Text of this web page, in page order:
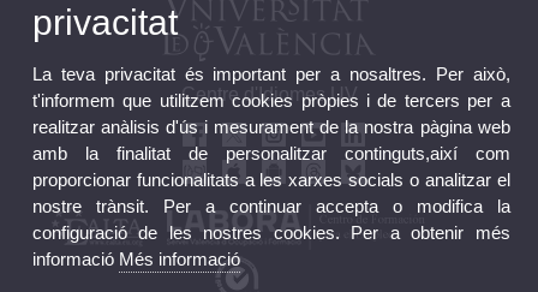
Centre d'Idiomes UV
privacitat
La teva privacitat és important per a nosaltres. Per això,
t'informem que utilitzem cookies pròpies i de tercers per a
realitzar anàlisis d'ús i mesurament de la nostra pàgina web
amb la finalitat de personalitzar continguts,així com
proporcionar funcionalitats a les xarxes socials o analitzar el
nostre trànsit. Per a continuar accepta o modifica la
configuració de les nostres cookies. Per a obtenir més
informació Més informació